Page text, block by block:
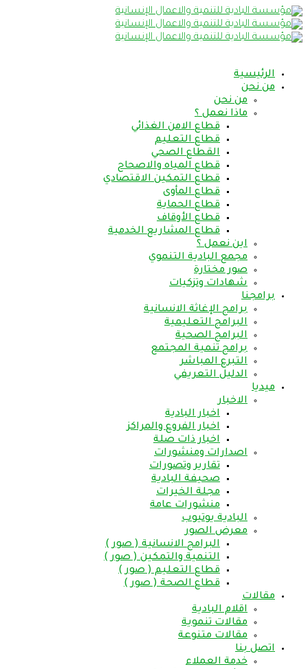
الرئيسية
من نحن
من نحن
ماذا نعمل ؟
قطاع الامن الغذائي
قطاع التعليم
القطاع الصحي
قطاع المياه والاصحاح
قطاع التمكين الاقتصادي
قطاع المأوى
قطاع الحماية
قطاع الأوقاف
قطاع المشاريع الخدمية
اين نعمل ؟
مجمع البادية التنموي
صور مختارة
شهادات وتزكيات
برامجنا
برامج الإغاثة الانسانية
البرامج التعليمية
البرامج الصحية
برامج تنمية المجتمع
التبرع المباشر
الدليل التعريفي
ميديا
الاخبار
اخبار البادية
اخبار الفروع والمراكز
اخبار ذات صلة
اصدارات ومنشورات
تقارير وتصورات
صحيفة البادية
مجلة الخيرات
منشورات عامة
البادية يوتيوب
معرض الصور
البرامج الانسانية ( صور )
التنمية والتمكين ( صور )
قطاع التعليم ( صور )
قطاع الصحة ( صور )
مقالات
اقلام البادية
مقالات تنموية
مقالات متنوعة
اتصل بنا
خدمة العملاء